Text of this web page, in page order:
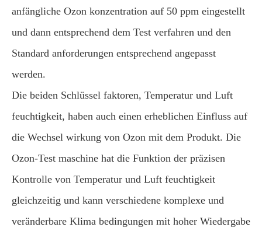
anfängliche Ozon konzentration auf 50 ppm eingestellt
und dann entsprechend dem Test verfahren und den
Standard anforderungen entsprechend angepasst
werden.
Die beiden Schlüssel faktoren, Temperatur und Luft
feuchtigkeit, haben auch einen erheblichen Einfluss auf
die Wechsel wirkung von Ozon mit dem Produkt. Die
Ozon-Test maschine hat die Funktion der präzisen
Kontrolle von Temperatur und Luft feuchtigkeit
gleichzeitig und kann verschiedene komplexe und
veränderbare Klima bedingungen mit hoher Wiedergabe